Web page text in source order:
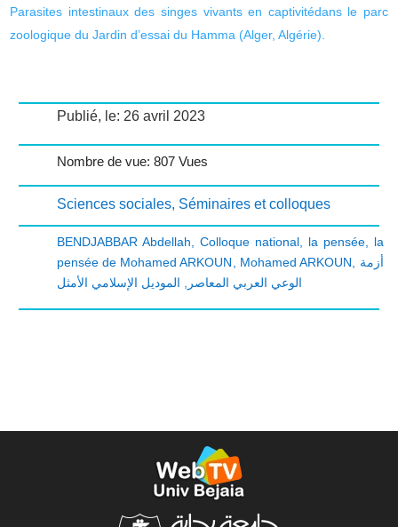
Parasites intestinaux des singes vivants en captivitédans le parc
zoologique du Jardin d’essai du Hamma (Alger, Algérie).
Publié, le: 26 avril 2023
Nombre de vue: 807 Vues
Sciences sociales, Séminaires et colloques
BENDJABBAR Abdellah Colloque national, la pensée, la
pensée de Mohamed ARKOUN
Mohamed ARKOUN
أزمة
الوعي العربي المعاصر
الموديل الإسلامي الأمثل